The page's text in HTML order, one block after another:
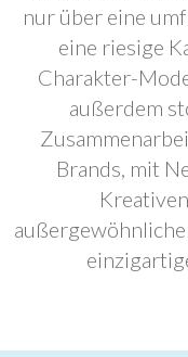
nur über eine
eine riesige
Charakter-
außerdem
Brands, mit